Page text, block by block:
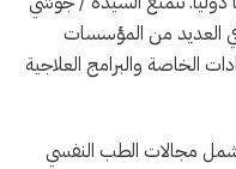
خلالها في العديد من المؤسسات
الخاصة والبرامج العلاجية
مجالات الطب النفسي